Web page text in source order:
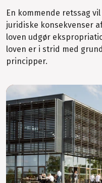
En kommende retssag
juridiske konsekvenser
loven udgør
loven er i strid med
principper.